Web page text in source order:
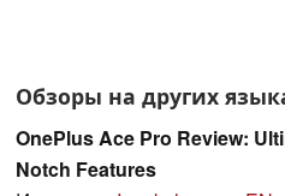
Обзоры на других
OnePlus Ace Pro Review:
Notch Features